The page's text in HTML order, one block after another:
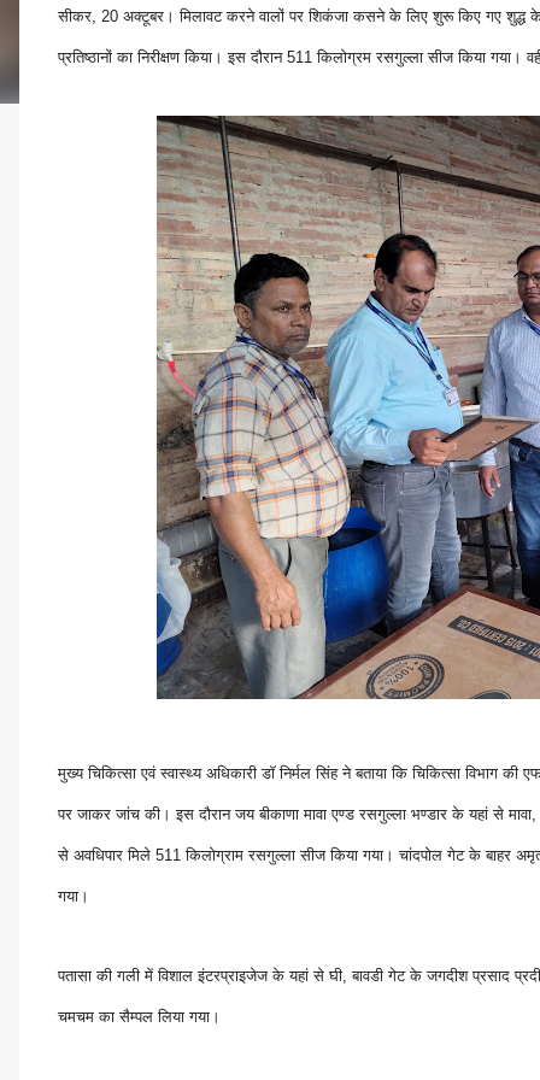
सीकर, 20 अक्टूबर। मिलावट करने वालों पर शिकंजा कसने के लिए शुरू किए गए शुद्ध के
प्रतिष्ठानों का निरीक्षण किया। इस दौरान 511 किलोग्रम रसगुल्ला सीज किया
मुख्य चिकित्सा एवं स्वास्थ्य अधिकारी डॉ निर्मल सिंह ने बताया कि चिकित्सा विभाग
पर जाकर जांच की। इस दौरान जय बीकाणा मावा एण्ड रसगुल्ला भण्डार के यहां से
से अवधिपार मिले 511 किलोग्राम रसगुल्ला सीज किया गया। चांदपोल गेट के बाहर
गया।
पतासा की गली में विशाल इंटरप्राइजेज के यहां से घी, बावडी गेट के जगदीश प्रसाद
चमचम का सैम्पल लिया गया।